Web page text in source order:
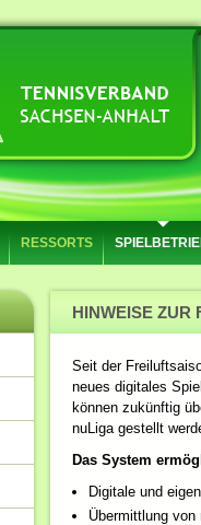
RESSORTS
HINWEISE ZUR
Seit der
neues digitales
können zukünftig
nuLiga gestellt
Das System
Digitale und
Übermittlung